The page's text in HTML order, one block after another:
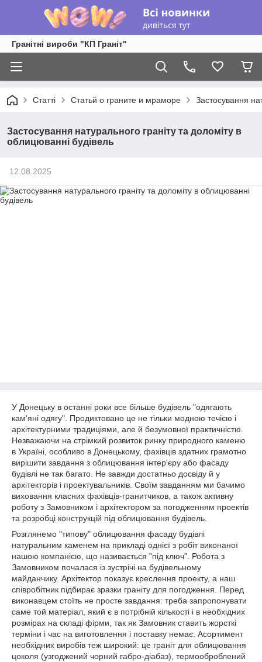
Гранітні вироби "КП Граніт"
Статті Статьй о граните и мраморе Застосування
Застосування натурального граніту та доломіту в
облицюванні будівель
12.08.2025
У Донецьку в останні роки все більше будівель "одягають
кам'яні одягу". Продиктовано це не тільки модною течією і
архітектурними традиціями, але й безумовної практичністю.
Незважаючи на стрімкий розвиток ринку природного каменю
в Україні, особливо в Донецькому, фахівців здатних грамотно
вирішити завдання з облицювання інтер'єру або фасаду
будівлі не так багато. Не завжди достатньо досвіду й у
архітекторів і проектувальників. Своїм завданням ми бачимо
виховання класних фахівців-гранитчиков, а також активну
роботу з Замовником і архітектором за погодженням проектів
та розробці конструкцій під облицювання будівель.
Розглянемо "типову" облицювання фасаду будівлі
натуральним каменем на прикладі однієї з робіт виконаної
нашою компанією, що називається "під ключ". Робота з
Замовником почалася із зустрічі на будівельному
майданчику. Архітектор показує креслення проекту, а наш
співробітник підбирає зразки граніту для погодження. Перед
виконавцем стоїть не просте завдання: треба запропонувати
саме той матеріал, який є в потрібній кількості і в необхідних
розмірах на складі фірми, так як Замовник ставить жорсткі
терміни і час на виготовлення і поставку немає. Асортимент
необхідних виробів теж широкий: це граніт для облицювання
цоколя (узгоджений чорний габро-діабаз), термооброблений